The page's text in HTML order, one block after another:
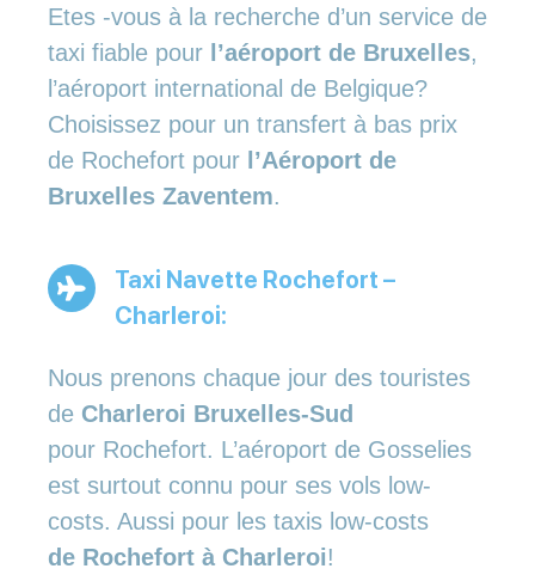
Etes -vous à la recherche d’un service de
taxi fiable pour l’aéroport de Bruxelles,
l’aéroport international de Belgique?
Choisissez pour un transfert à bas prix
de Rochefort pour l’Aéroport de
Bruxelles Zaventem.
Taxi Navette Rochefort –
Charleroi:
Nous prenons chaque jour des touristes
de Charleroi Bruxelles-Sud
pour Rochefort. L’aéroport de Gosselies
est surtout connu pour ses vols low-
costs. Aussi pour les taxis low-costs
de Rochefort à Charleroi!